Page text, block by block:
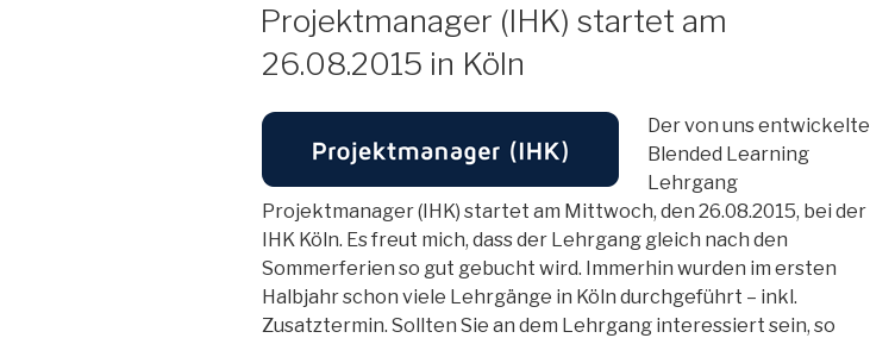
Projektmanager (IHK) startet am
26.08.2015 in Köln
Der von uns entwickelte
Blended Learning
Lehrgang
Projektmanager (IHK) startet am Mittwoch, den 26.08.2015, bei der
IHK Köln. Es freut mich, dass der Lehrgang gleich nach den
Sommerferien so gut gebucht wird. Immerhin wurden im ersten
Halbjahr schon viele Lehrgänge in Köln durchgeführt – inkl.
Zusatztermin. Sollten Sie an dem Lehrgang interessiert sein, so